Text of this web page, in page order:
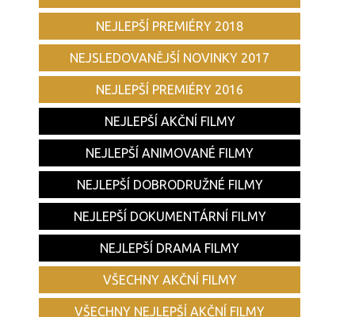
NEJLEPŠÍ PREMIÉRY 2018
NEJSLEDOVANĚJŠÍ NOVINKY 2017
NEJLEPŠÍ PREMIÉRY 2016
NEJLEPŠÍ AKČNÍ FILMY
NEJLEPŠÍ ANIMOVANÉ FILMY
NEJLEPŠÍ DOBRODRUŽNÉ FILMY
NEJLEPŠÍ DOKUMENTÁRNÍ FILMY
NEJLEPŠÍ DRAMA FILMY
VŠECHNY AKČNÍ FILMY
VŠECHNY NEJLEPŠÍ AKČNÍ FILMY